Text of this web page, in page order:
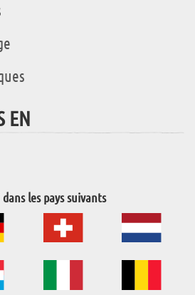
EN
les pays suivants